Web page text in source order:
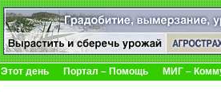
Этот день Портал – Помощь МИГ –